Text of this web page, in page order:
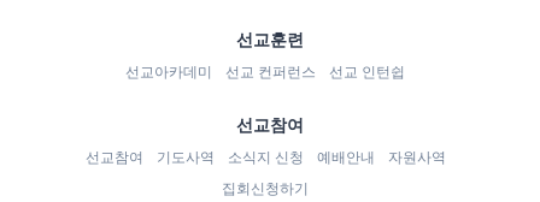
선교훈련
선교아카데미 선교 컨퍼런스 선교 인턴쉽
선교참여
선교참여 기도사역 소식지 신청 예배안내
자원사역
집회신청하기